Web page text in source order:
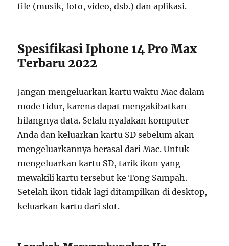
file (musik, foto, video, dsb.) dan aplikasi.
Spesifikasi Iphone 14 Pro Max
Terbaru 2022
Jangan mengeluarkan kartu waktu Mac dalam
mode tidur, karena dapat mengakibatkan
hilangnya data. Selalu nyalakan komputer
Anda dan keluarkan kartu SD sebelum akan
mengeluarkannya berasal dari Mac. Untuk
mengeluarkan kartu SD, tarik ikon yang
mewakili kartu tersebut ke Tong Sampah.
Setelah ikon tidak lagi ditampilkan di desktop,
keluarkan kartu dari slot.